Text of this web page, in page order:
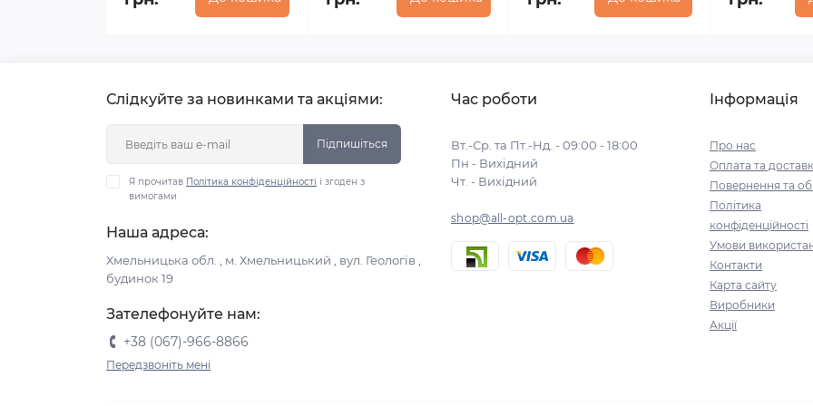
Слідкуйте за новинками та акціями:
Підпишіться
Я прочитав Політика конфіденційності і згоден з
вимогами
Наша адреса:
Хмельницька обл. , м. Хмельницький , вул. Геологів ,
будинок 19
Зателефонуйте нам:
+38 (067)-966-8866
Передзвоніть мені
Час роботи
Вт.-Ср. та Пт.-Нд. - 09:00 - 18:00
Пн - Вихідний
Чт. - Вихідний
shop@all-opt.com.ua
Інформація
Про нас
Оплата та
Повернення та
Політика
конфіденційності
Умови
Контакти
Карта сайту
Виробники
Акції